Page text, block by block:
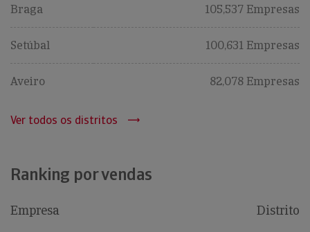
Braga 105,537 Empresas
Setúbal 100,631 Empresas
Aveiro 82,078 Empresas
Ver todos os distritos
Ranking por vendas
Empresa Distrito